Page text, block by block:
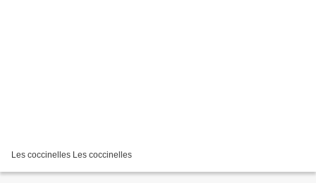
Les coccinelles Les coccinelles